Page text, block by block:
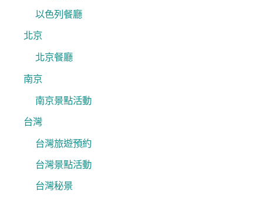
以色列餐廳
北京
北京餐廳
南京
南京景點活動
台灣
台灣旅遊預約
台灣景點活動
台灣秘景